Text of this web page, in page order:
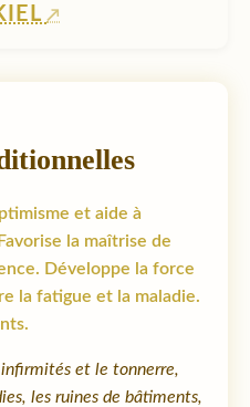
et aide à
la maîtrise de
Développe la force
la fatigue et la maladie.
et le tonnerre,
les ruines de bâtiments,